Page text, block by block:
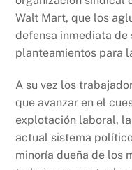
Walt Mart, que los
defensa inmediata de
planteamientos para
A su vez los
que avanzar en el
explotación laboral,
actual sistema
minoría dueña de los